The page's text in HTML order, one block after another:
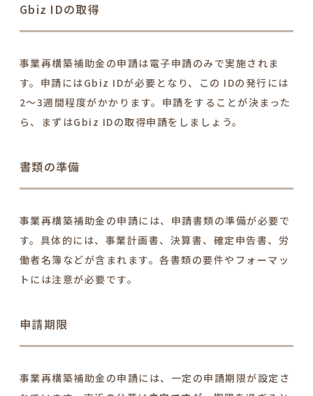
Gbiz IDの取得
事業再構築補助金の申請は電子申請のみで実施されま
す。申請にはGbiz IDが必要となり、この IDの発行には
2〜3週間程度がかかります。申請をすることが決まった
ら、まずはGbiz IDの取得申請をしましょう。
書類の準備
事業再構築補助金の申請には、申請書類の準備が必要で
す。具体的には、事業計画書、決算書、確定申告書、労
働者名簿などが含まれます。各書類の要件やフォーマッ
トには注意が必要です。
申請期限
事業再構築補助金の申請には、一定の申請期限が設定さ